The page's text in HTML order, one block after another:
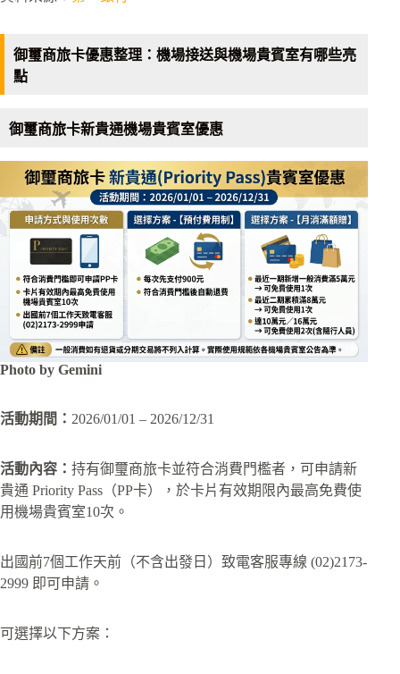
御璽商旅卡優惠整理：機場接送與機場貴賓室有哪些亮
點
御璽商旅卡新貴通機場貴賓室優惠
Photo by Gemini
活動期間： 2026/01/01 – 2026/12/31
活動內容： 持有御璽商旅卡並符合消費門檻者，可申請新
貴通 Priority Pass（PP卡），於卡片有效期限內最高免費使
用機場貴賓室10次。
出國前7個工作天前（不含出發日）致電客服專線 (02)2173-
2999 即可申請。
可選擇以下方案：